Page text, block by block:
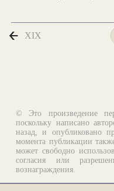
XIX
© Это произведение
поскольку написано
назад, и опубликовано
момента публикации
может свободно
согласия или
вознаграждения.